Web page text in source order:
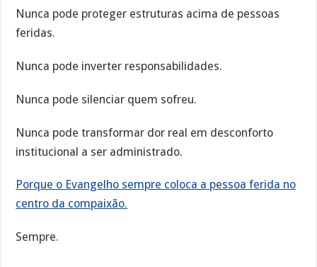
Nunca pode proteger estruturas acima de pessoas
feridas.
Nunca pode inverter responsabilidades.
Nunca pode silenciar quem sofreu.
Nunca pode transformar dor real em desconforto
institucional a ser administrado.
Porque o Evangelho sempre coloca a pessoa ferida no
centro da compaixão.
Sempre.